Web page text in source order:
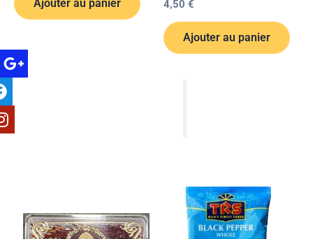
Ajouter au panier 4,50 €
Ajouter au panier